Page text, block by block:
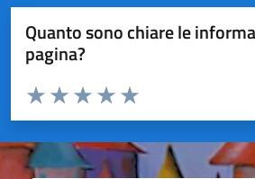
Quanto sono chiare le
pagina?
Valuta da 1 a 5 stelle la pagina
Valuta 5 stelle su 5
Valuta 4 stelle su 5
Valuta 3 stelle su 5
Valuta 2 stelle su 5
Valuta 1 stelle su 5